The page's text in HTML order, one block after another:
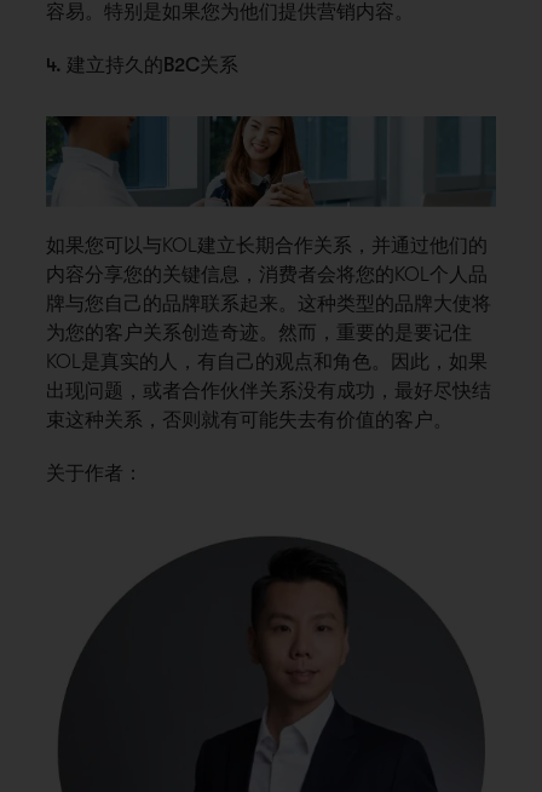
容易。特别是如果您为他们提供营销内容。
4. 建立持久的B2C关系
如果您可以与KOL建立长期合作关系，并通过他们的
内容分享您的关键信息，消费者会将您的KOL个人品
牌与您自己的品牌联系起来。这种类型的品牌大使将
为您的客户关系创造奇迹。然而，重要的是要记住
KOL是真实的人，有自己的观点和角色。因此，如果
出现问题，或者合作伙伴关系没有成功，最好尽快结
束这种关系，否则就有可能失去有价值的客户。
关于作者：